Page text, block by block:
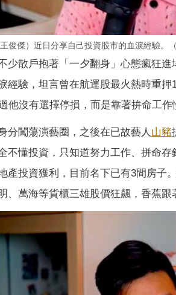
俊傑）近日分享自己投資股市的血淚經驗。
少散戶抱著「一夕翻身」心態瘋狂
經驗，坦言曾在航運股最火熱時重
他沒有選擇停損，而是靠著拚命工
分闖蕩演藝圈，之後在已故藝人 山豬
不懂投資，只知道努力工作、拼命
產投資獲利，目前名下已有3間房子
、萬海等貨櫃三雄股價狂飆，香蕉